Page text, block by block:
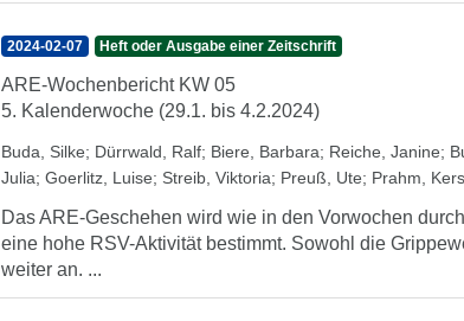
2024-02-07 Heft oder Ausgabe einer Zeitschrift
ARE-Wochenbericht KW 05
5. Kalenderwoche (29.1. bis 4.2.2024)
Buda, Silke; Dürrwald, Ralf; Biere, Barbara; Reiche, Janine;
Julia; Goerlitz, Luise; Streib, Viktoria; Preuß, Ute; Prahm,
Das ARE-Geschehen wird wie in den Vorwochen
eine hohe RSV-Aktivität bestimmt. Sowohl die
weiter an. ...